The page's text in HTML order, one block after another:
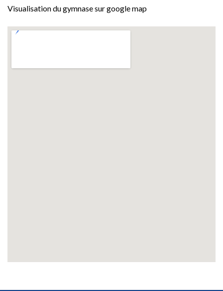
Visualisation du gymnase sur google map